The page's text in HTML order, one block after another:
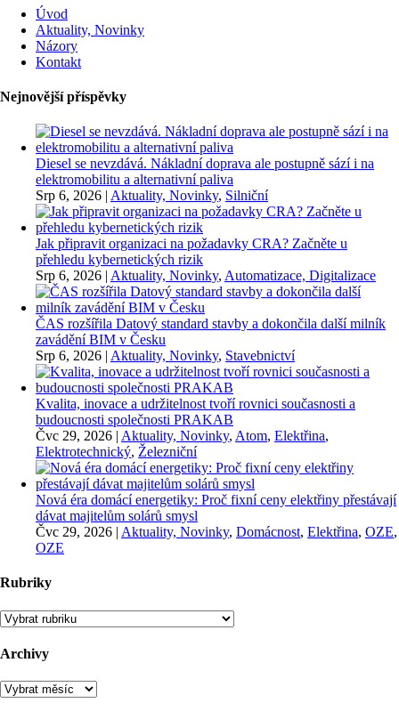
Úvod
Aktuality, Novinky
Názory
Kontakt
Nejnovější příspěvky
Diesel se nevzdává. Nákladní doprava ale postupně sází i na
elektromobilitu a alternativní paliva
Srp 6, 2026 | Aktuality, Novinky, Silniční
Jak připravit organizaci na požadavky CRA? Začněte u
přehledu kybernetických rizik
Srp 6, 2026 | Aktuality, Novinky, Automatizace, Digitalizace
ČAS rozšířila Datový standard stavby a dokončila další milník
zavádění BIM v Česku
Srp 6, 2026 | Aktuality, Novinky, Stavebnictví
Kvalita, inovace a udržitelnost tvoří rovnici současnosti a
budoucnosti společnosti PRAKAB
Čvc 29, 2026 | Aktuality, Novinky, Atom, Elektřina,
Elektrotechnický, Železniční
Nová éra domácí energetiky: Proč fixní ceny elektřiny přestávají
dávat majitelům solárů smysl
Čvc 29, 2026 | Aktuality, Novinky, Domácnost, Elektřina, OZE,
OZE
Rubriky
Rubriky
Archivy
Archivy